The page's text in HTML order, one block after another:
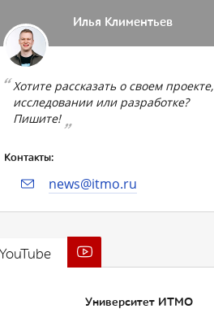
Илья Климентьев
Хотите рассказать о своем проекте,
исследовании или разработке?
Пишите!
Контакты:
news@itmo.ru
Университет ИТМО